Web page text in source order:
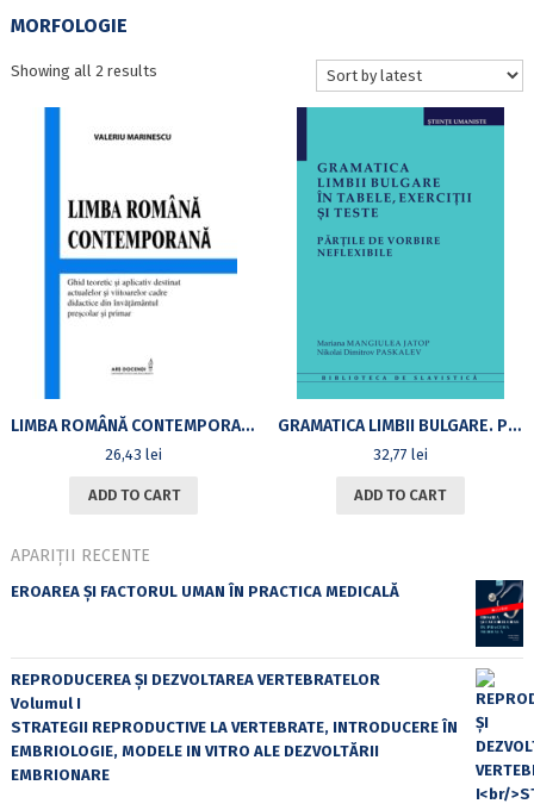
MORFOLOGIE
Showing all 2 resultsSorted
LIMBA ROMÂNĂ CONTEMPORANĂGHID TEORETIC ȘI APLICATIV DESTINAT ACTUALELOR ȘI VIITOARELOR CADRE DIDACTICE DIN ÎNVĂȚĂMÂNTUL PREȘCOLAR ȘI PRIMAR
26,43lei
ADD TO CART
GRAMATICA LIMBII BULGARE. PĂRȚILE DE VORBIRE NEFLEXIBILE
32,77 lei
ADD TO CART
APARIȚII RECENTE
EROAREA ȘI FACTORUL UMAN ÎN PRACTICA MEDICALĂ
REPRODUCEREA ȘI DEZVOLTAREA VERTEBRATELOR
Volumul I
STRATEGII REPRODUCTIVE LA VERTEBRATE, INTRODUCERE ÎN
EMBRIOLOGIE, MODELE IN VITRO ALE DEZVOLTĂRII
EMBRIONARE